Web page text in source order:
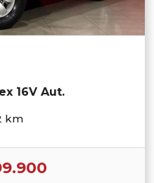
16V Aut.
km